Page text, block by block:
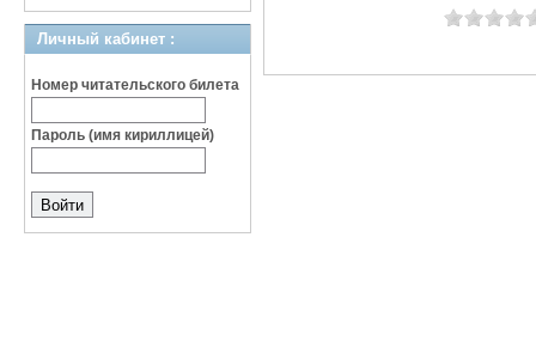
Личный кабинет :
Номер читательского билета
Пароль (имя кириллицей)